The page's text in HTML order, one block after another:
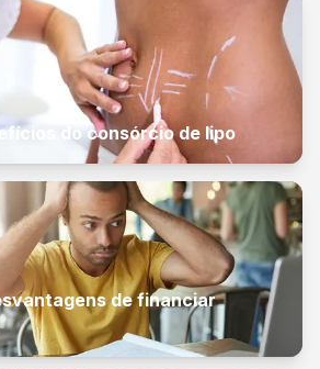
do consórcio de lipo
de financiar